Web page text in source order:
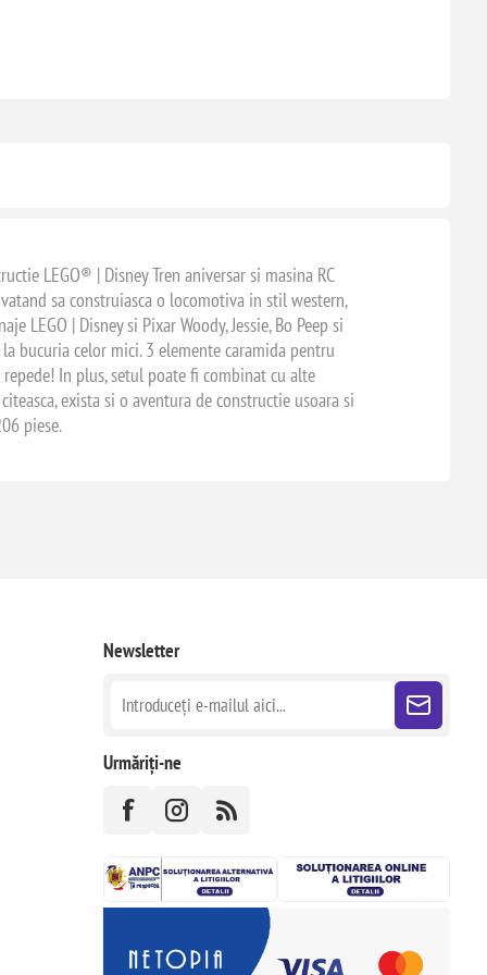
LEGO® | Disney Tren aniversar si masina RC
sa construiasca o locomotiva in stil western,
LEGO | Disney si Pixar Woody, Jessie, Bo Peep si
bucuria celor mici. 3 elemente caramida pentru
In plus, setul poate fi combinat cu alte
exista si o aventura de constructie usoara si
piese.
Newsletter
Urmăriți-ne